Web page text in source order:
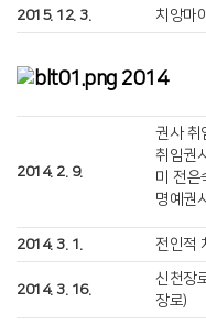
2015. 12. 3.
치앙마
2014
2014. 2. 9.
권사 취
취임권
미 전은
명예권
2014. 3. 1. 전인적
2014. 3. 16.
신천장
장로)